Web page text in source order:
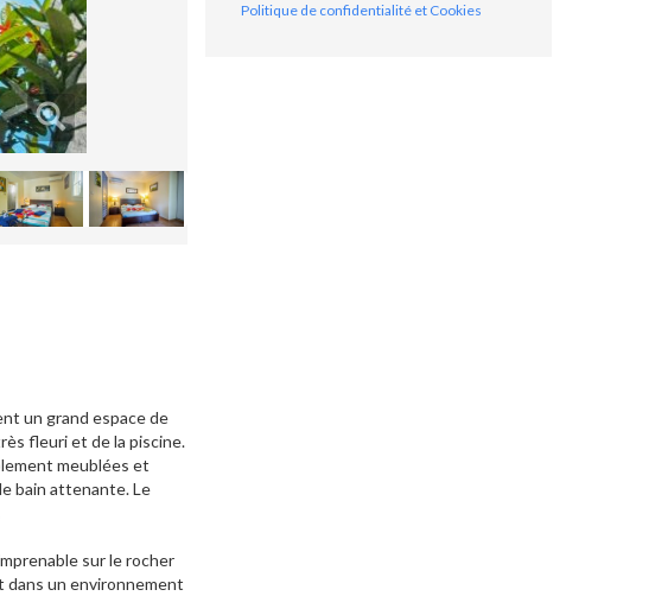
un grand espace de
fleuri et de la piscine.
meublées et
bain attenante. Le
sur le rocher
dans un environnement
Politique de confidentialité et Cookies